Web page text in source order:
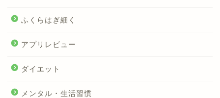
ふくらはぎ細く
アプリレビュー
ダイエット
メンタル・生活習慣